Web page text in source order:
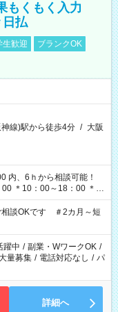
もくもく入力
日払
生歓迎
ブランクOK
線)駅から徒歩4分 / 大阪
、6ｈから相談可能！
＊10：00～18：00 ＊
＊13：00～19：00
談OKです ＃2カ月～短
躍中 / 副業・WワークOK /
量募集 / 電話対応なし / パ
詳細へ